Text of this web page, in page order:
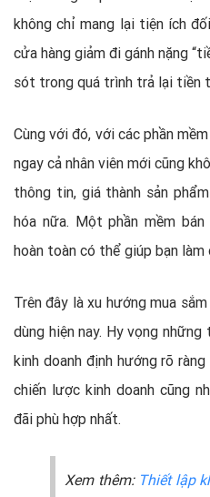
không chỉ mang lại tiện ích
cửa hàng giảm đi gánh nặng
sót trong quá trình trả lại tiền
Cùng với đó, với các phần
ngay cả nhân viên mới cũng
thông tin, giá thành sản
hóa nữa. Một phần mềm
hoàn toàn có thể giúp bạn làm
Trên đây là xu hướng mua
dùng hiện nay. Hy vọng
kinh doanh định hướng rõ
chiến lược kinh doanh cũng
đãi phù hợp nhất.
Xem thêm: Thiết lập